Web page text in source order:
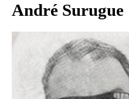
André Surugue